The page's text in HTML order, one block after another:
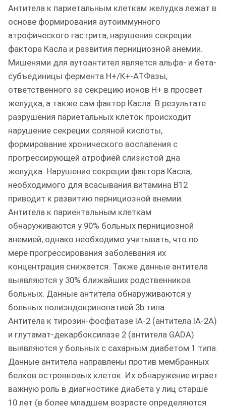
Антитела к париетальным клеткам желудка лежат в
основе формирования аутоиммунного
атрофического гастрита, нарушения секреции
фактора Касла и развития пернициозной анемии.
Мишенями для аутоантител является альфа- и бета-
субъединицы фермента Н+/К+-АТФазы,
ответственного за секрецию ионов H+ в просвет
желудка, а также сам фактор Касла. В результате
разрушения париетальных клеток происходит
нарушение секреции соляной кислоты,
формирование хронического воспаления с
прогрессирующей атрофией слизистой дна
желудка. Нарушение секреции фактора Касла,
необходимого для всасывания витамина B12
приводит к развитию пернициозной анемии.
Антитела к париентальным клеткам
обнаруживаются у 90% больных пернициозной
анемией, однако необходимо учитывать, что по
мере прогрессирования заболевания их
концентрация снижается. Также данные антитела
выявляются у 30% ближайших родственников
больных. Данные антитела обнаруживаются у
больных полиэндокринопатией 3b типа.
Антитела к тирозин-фосфатазе IA-2 (антитела IA-2A)
и глутамат-декарбоксилазе 2 (антитела GADA)
выявляются у больных с сахарным диабетом 1 типа.
Данные антитела направлены против мембранных
белков островковых клеток. Их обнаружение играет
важную роль в диагностике диабета у лиц старше
10 лет (в более младшем возрасте определяются